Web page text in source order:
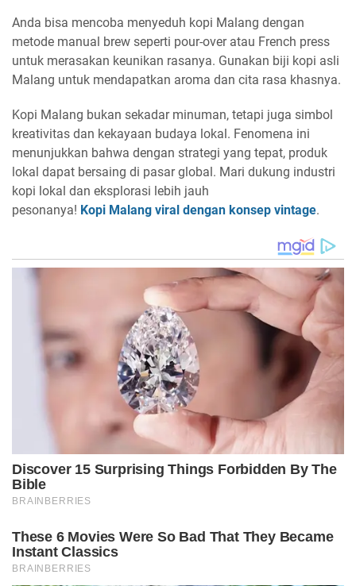
Anda bisa mencoba menyeduh kopi Malang dengan
metode manual brew seperti pour-over atau French press
untuk merasakan keunikan rasanya. Gunakan biji kopi asli
Malang untuk mendapatkan aroma dan cita rasa khasnya.
Kopi Malang bukan sekadar minuman, tetapi juga simbol
kreativitas dan kekayaan budaya lokal. Fenomena ini
menunjukkan bahwa dengan strategi yang tepat, produk
lokal dapat bersaing di pasar global. Mari dukung industri
kopi lokal dan eksplorasi lebih jauh
pesonanya! Kopi Malang viral dengan konsep vintage.